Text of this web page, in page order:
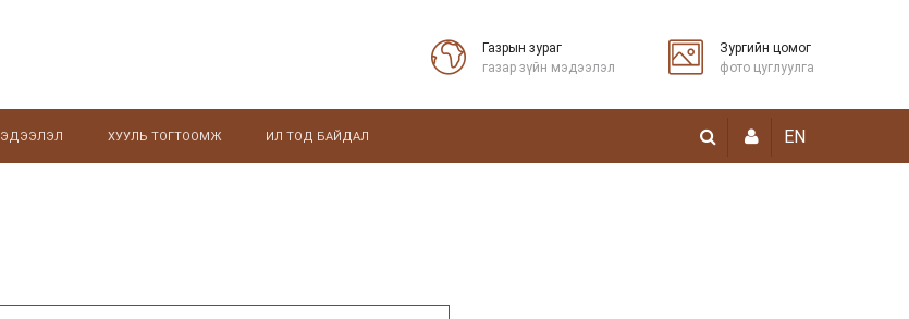
Газрын зураг
газар зүйн мэдээлэл
Зургийн цомог
фото цуглуулга
ХУУЛЬ ТОГТООМЖ ИЛ ТОД БАЙДАЛ EN